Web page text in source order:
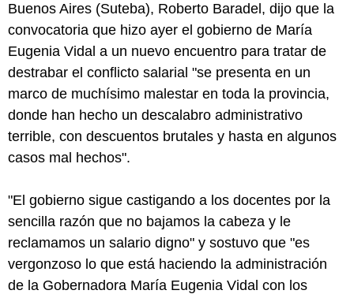
Buenos Aires (Suteba), Roberto Baradel, dijo que la
convocatoria que hizo ayer el gobierno de María
Eugenia Vidal a un nuevo encuentro para tratar de
destrabar el conflicto salarial "se presenta en un
marco de muchísimo malestar en toda la provincia,
donde han hecho un descalabro administrativo
terrible, con descuentos brutales y hasta en algunos
casos mal hechos".
"El gobierno sigue castigando a los docentes por la
sencilla razón que no bajamos la cabeza y le
reclamamos un salario digno" y sostuvo que "es
vergonzoso lo que está haciendo la administración
de la Gobernadora María Eugenia Vidal con los